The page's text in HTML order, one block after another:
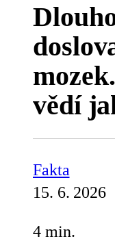
vědí
Fakta
15. 6. 2026
4 min.